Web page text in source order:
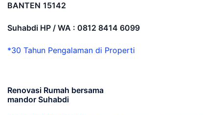
BANTEN 15142
Suhabdi HP / WA : 0812 8414 6099
*30 Tahun Pengalaman di Properti
Renovasi Rumah bersama
mandor Suhabdi